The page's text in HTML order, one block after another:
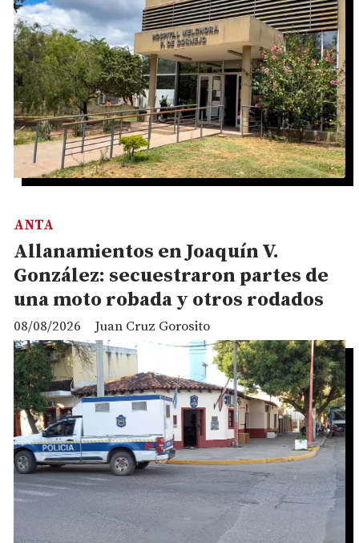
Allanamientos en Joaquín V.
González: secuestraron partes de
una moto robada y otros rodados
Juan Cruz Gorosito
ANTA
08/08/2026